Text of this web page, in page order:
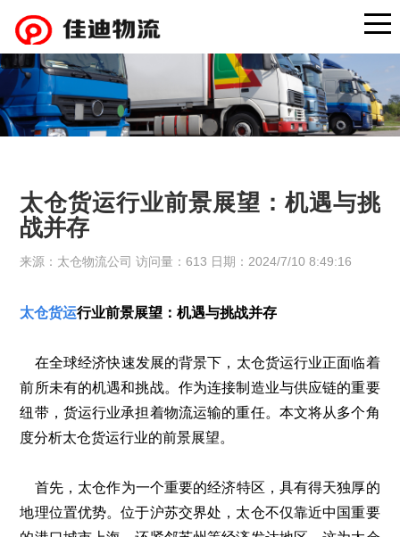
太仓货运行业前景展望：机遇与挑
战并存
来源：太仓物流公司 访问量：613 日期：2024/7/10 8:49:16
太仓货运行业前景展望：机遇与挑战并存
在全球经济快速发展的背景下，太仓货运行业正面临着
前所未有的机遇和挑战。作为连接制造业与供应链的重要
纽带，货运行业承担着物流运输的重任。本文将从多个角
度分析太仓货运行业的前景展望。
首先，太仓作为一个重要的经济特区，具有得天独厚的
地理位置优势。位于沪苏交界处，太仓不仅靠近中国重要